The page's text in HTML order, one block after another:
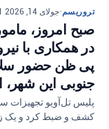
تروریسم•جولای 14, 2026 at 7:31 ب.ظ
صبح امروز،
در همکاری با
پی ظن حضور
جنوبی این شهر،
پلیس تل‌آویو تجهیزات
کشف و ضبط کرد و یک زن حدوداً ۳۰ ساله